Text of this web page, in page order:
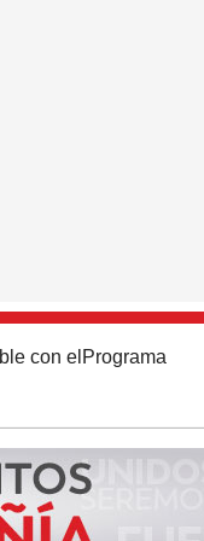
con el Programa